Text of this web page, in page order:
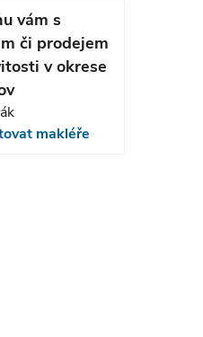
vám s
či prodejem
v okrese
makléře